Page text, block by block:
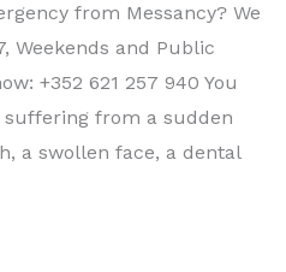
from Messancy? We
Weekends and Public
+352 621 257 940 You
suffering from a sudden
a swollen face, a dental